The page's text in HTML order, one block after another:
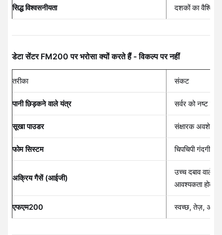
सिद्ध विश्वसनीयता दशकों का वैश्विक
डेटा सेंटर FM200 पर भरोसा क्यों करते हैं - विकल्प पर नहीं
तरीका संकट
पानी छिड़कने वाले यंत्र सर्वर को नष्ट कर
सूखा पाउडर संक्षारक अवशेष,
फोम सिस्टम चिपचिपी गंदगी,
अक्रिय गैसें (आईजी)
उच्च दबाव वाले
आवश्यकता होती है
एफएम200 स्वच्छ, तेज़,